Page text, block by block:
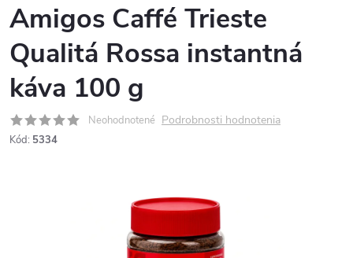
Amigos Caffé Trieste
Qualitá Rossa instantná
káva 100 g
Neohodnotené Podrobnosti hodnotenia
Kód: 5334